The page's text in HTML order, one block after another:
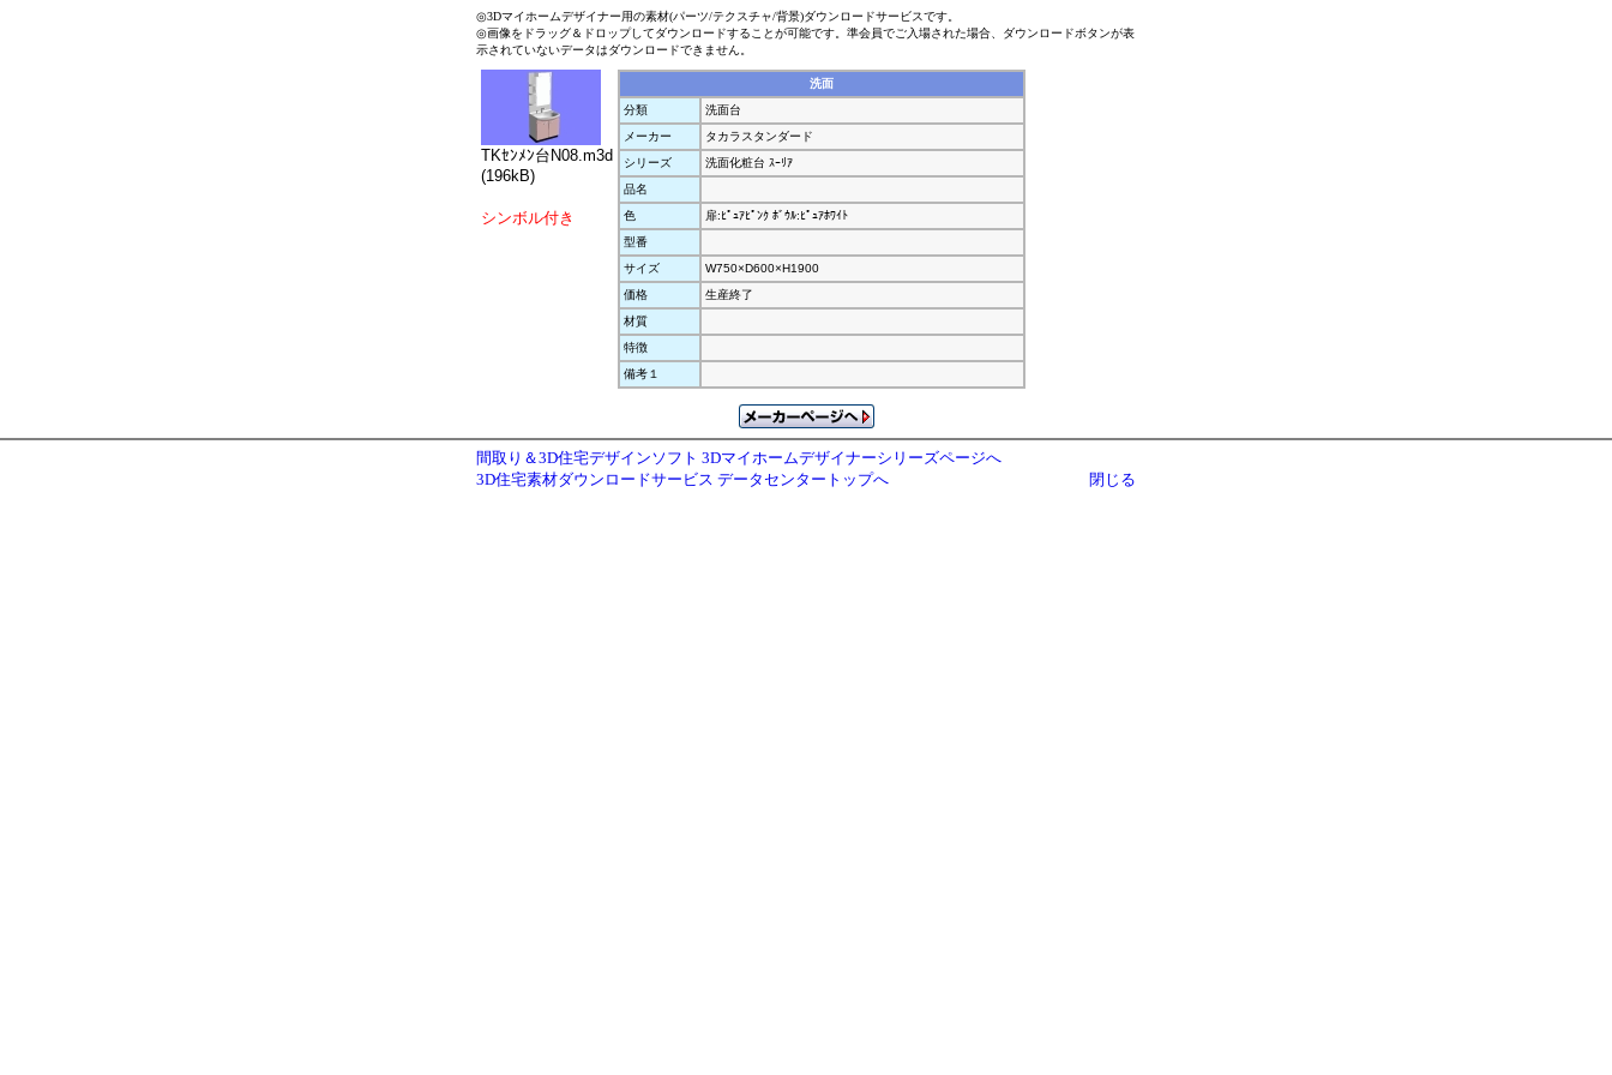
◎3Dマイホームデザイナー用の素材(パーツ/テクスチャ/背景)ダウンロードサービスです。
◎画像をドラッグ＆ドロップしてダウンロードすることが可能です。準会員でご入場された場合、ダウンロードボタンが表
示されていないデータはダウンロードできません。
TKｾﾝﾒﾝ台N08.m3d
(196kB)
シンボル付き
洗面
分類
洗面台
メーカー
タカラスタンダード
シリーズ
洗面化粧台 ｽｰﾘｱ
品名
色
扉:ﾋﾟｭｱﾋﾟﾝｸ ﾎﾞｳﾙ:ﾋﾟｭｱﾎﾜｲﾄ
型番
サイズ
W750×D600×H1900
価格
生産終了
材質
特徴
備考１
間取り＆3D住宅デザインソフト 3Dマイホームデザイナーシリーズページへ
3D住宅素材ダウンロードサービス データセンタートップへ
閉じる